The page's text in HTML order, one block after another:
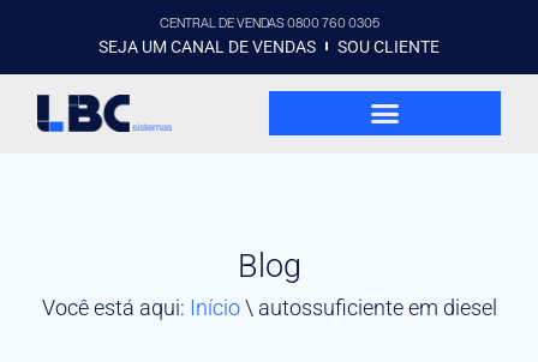
CENTRAL DE VENDAS 0800 760 0305
SEJA UM CANAL DE VENDAS SOU CLIENTE
Blog
Você está aqui: Início\ autossuficiente em diesel